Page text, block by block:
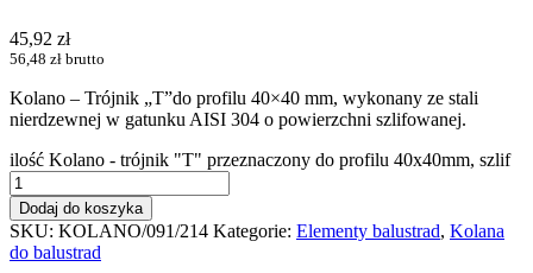
45,92 zł
56,48 zł brutto
Kolano – Trójnik „T”do profilu 40×40 mm, wykonany ze stali
nierdzewnej w gatunku AISI 304 o powierzchni szlifowanej.
ilość Kolano - trójnik "T" przeznaczony do profilu 40x40mm, szlif
Dodaj do koszyka
SKU: KOLANO/091/214 Kategorie: Elementy balustrad, Kolana
do balustrad